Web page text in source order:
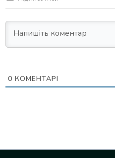
0 КОМЕНТАРІ